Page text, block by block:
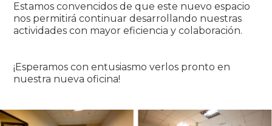
Estamos convencidos de que este nuevo espacio
nos permitirá continuar desarrollando nuestras
actividades con mayor eficiencia y colaboración.
¡Esperamos con entusiasmo verlos pronto en
nuestra nueva oficina!